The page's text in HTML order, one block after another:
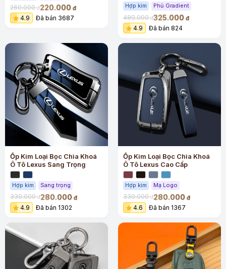
260.000đ220.000 đ
4.9 Đã bán 3687
Hợp kim Phủ Gradient
480.000đ325.000 đ
4.9 Đã bán 824
Ốp Kim Loại Bọc Chìa Khoá
Ô Tô Lexus Sang Trọng
Hợp kim Sang trọng
330.000đ280.000 đ
4.9 Đã bán 1302
Ốp Kim Loại Bọc Chìa Khoá
Ô Tô Lexus Cao Cấp
Hợp kim Mạ Logo
330.000đ280.000 đ
4.6 Đã bán 1367